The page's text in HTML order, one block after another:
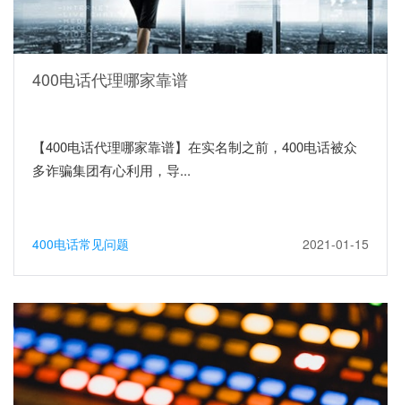
400电话代理哪家靠谱
【400电话代理哪家靠谱】在实名制之前，400电话被众
多诈骗集团有心利用，导...
400电话常见问题 2021-01-15